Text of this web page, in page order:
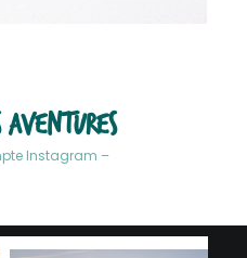
aventures
Instagram –